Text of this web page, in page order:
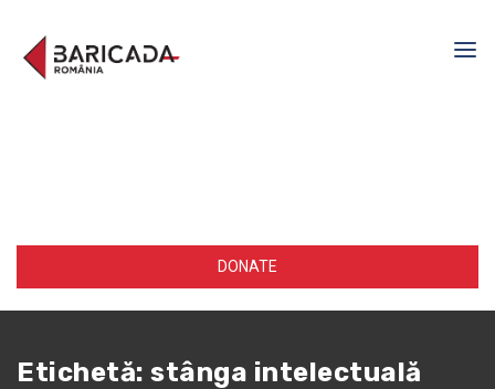
DONATE
Etichetă: stânga intelectuală